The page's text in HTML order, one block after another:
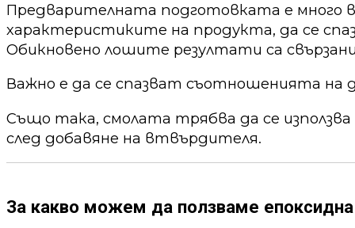
Предварителната подготовката е много
характеристиките на продукта, да се
Обикновено лошите резултати са
Важно е да се спазват съотношенията на
Също така, смолата трябва да се
след добавяне на втвърдителя.
За какво можем да ползваме